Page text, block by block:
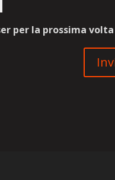
per la prossima